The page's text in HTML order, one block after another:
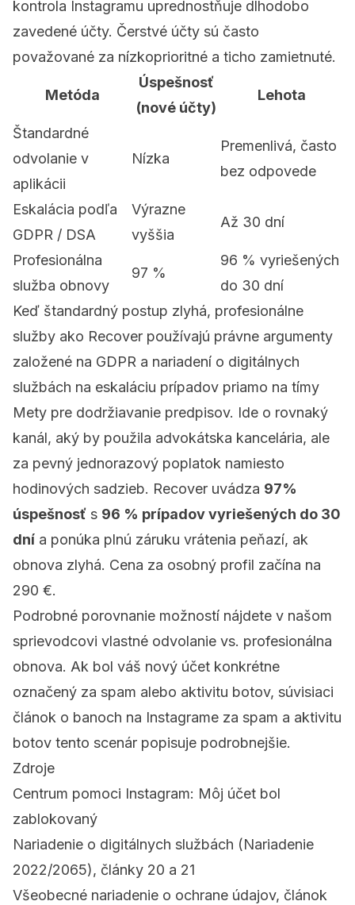
kontrola Instagramu uprednostňuje dlhodobo
zavedené účty. Čerstvé účty sú často
považované za nízkoprioritné a ticho zamietnuté.
Metóda
Úspešnosť
(nové účty)
Lehota
Štandardné
odvolanie v
aplikácii
Nízka
Premenlivá, často
bez odpovede
Eskalácia podľa
GDPR / DSA
Výrazne
vyššia
Až 30 dní
Profesionálna
služba obnovy
97 %
96 % vyriešených
do 30 dní
Keď štandardný postup zlyhá, profesionálne
služby ako Recover používajú právne argumenty
založené na GDPR a nariadení o digitálnych
službách na eskaláciu prípadov priamo na tímy
Mety pre dodržiavanie predpisov. Ide o rovnaký
kanál, aký by použila advokátska kancelária, ale
za pevný jednorazový poplatok namiesto
hodinových sadzieb. Recover uvádza 97%
úspešnosť s 96 % prípadov vyriešených do 30
dní a ponúka plnú záruku vrátenia peňazí, ak
obnova zlyhá. Cena za osobný profil začína na
290 €.
Podrobné porovnanie možností nájdete v našom
sprievodcovi vlastné odvolanie vs. profesionálna
obnova. Ak bol váš nový účet konkrétne
označený za spam alebo aktivitu botov, súvisiaci
článok o banoch na Instagrame za spam a aktivitu
botov tento scenár popisuje podrobnejšie.
Zdroje
Centrum pomoci Instagram: Môj účet bol
zablokovaný
Nariadenie o digitálnych službách (Nariadenie
2022/2065), články 20 a 21
Všeobecné nariadenie o ochrane údajov, článok